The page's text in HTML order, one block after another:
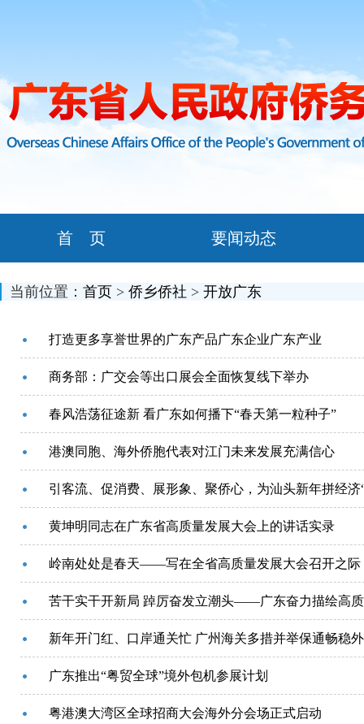
首 页 要闻动态
当前位置： 首页 > 侨乡侨社 > 开放广东
打造更多享誉世界的广东产品广东企业广东产业
商务部：广交会等出口展会全面恢复线下举办
春风浩荡征途新 看广东如何播下“春天第一粒种子”
港澳同胞、海外侨胞代表对江门未来发展充满信心
引客流、促消费、展形象、聚侨心，为汕头新年拼经济
黄坤明同志在广东省高质量发展大会上的讲话实录
岭南处处是春天——写在全省高质量发展大会召开之际
苦干实干开新局 踔厉奋发立潮头——广东奋力描绘高
新年开门红、口岸通关忙 广州海关多措并举保通畅稳
广东推出“粤贸全球”境外包机参展计划
粤港澳大湾区全球招商大会海外分会场正式启动